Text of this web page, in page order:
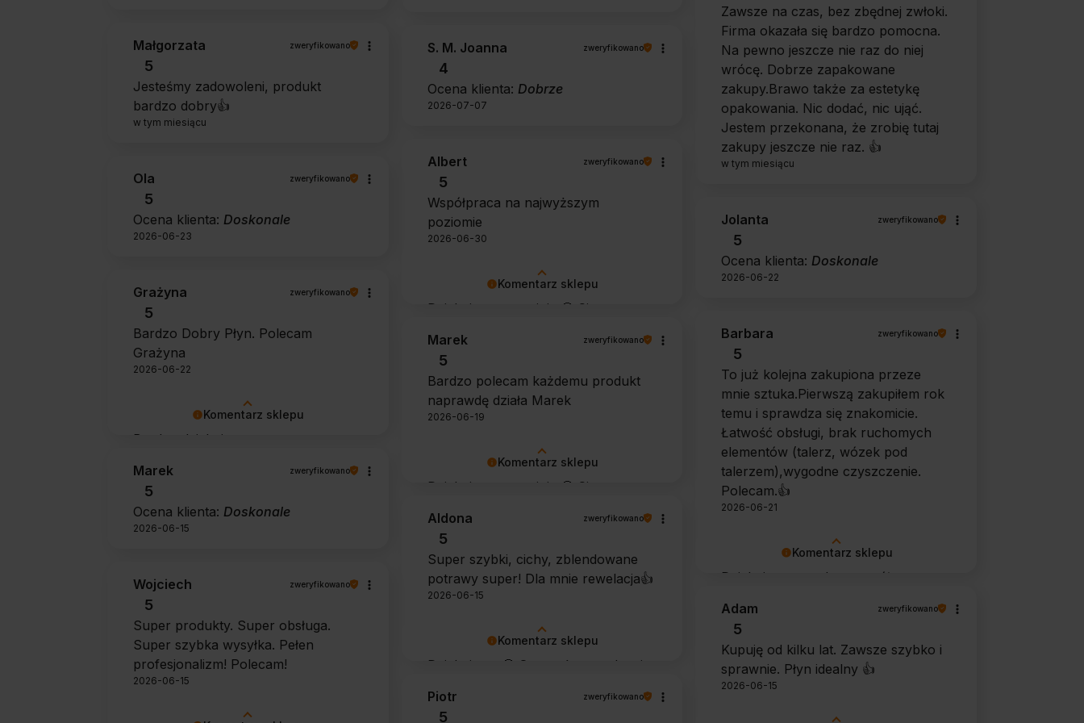
Zawsze na czas, bez zbędnej zwłoki.
Firma okazała się bardzo pomocna.
Na pewno jeszcze nie raz do niej
wrócę. Dobrze zapakowane
zakupy.Brawo także za estetykę
opakowania. Nic dodać, nic ująć.
Jestem przekonana, że zrobię tutaj
zakupy jeszcze nie raz. 👍️
w tym miesiącu
Małgorzata zweryfikowano
5
Jesteśmy zadowoleni, produkt
bardzo dobry👍️
w tym miesiącu
S. M. Joanna zweryfikowano
4
Ocena klienta: Dobrze
2026-07-07
Komentarz sklepu
Dziękujemy za opinię 🙂 Cieszymy
zakup spełniły Pana oczekiwania.
Dziękujemy za zaufanie.
Albert zweryfikowano
5
Współpraca na najwyższym
poziomie
2026-06-30
Ola zweryfikowano
5
Ocena klienta: Doskonale
2026-06-23
Jolanta zweryfikowano
5
Ocena klienta: Doskonale
2026-06-22
Komentarz sklepu
Bardzo dziękujemy za pozytywną
zapewniał doskonałe efekty przy
każdym użyciu.
Grażyna zweryfikowano
5
Bardzo Dobry Płyn. Polecam
Grażyna
2026-06-22
Komentarz sklepu
Dziękujemy za tak szczegółową
Pani wygodę obsługi i łatwość
utrzymania urządzenia w czystości.
To dla nas bardzo cenna informacja.
Barbara zweryfikowano
5
To już kolejna zakupiona przeze
mnie sztuka.Pierwszą zakupiłem rok
temu i sprawdza się znakomicie.
Łatwość obsługi, brak ruchomych
elementów (talerz, wózek pod
talerzem),wygodne czyszczenie.
Polecam.👍️
2026-06-21
Komentarz sklepu
Dziękujemy za opinię 🙂 Cieszymy
potwierdził swoją skuteczność.
Marek zweryfikowano
5
Bardzo polecam każdemu produkt
naprawdę działa Marek
2026-06-19
Marek zweryfikowano
5
Ocena klienta: Doskonale
2026-06-15
Komentarz sklepu
Dziękujemy 🙂 Super, że urządzenie
użytkowaniu. Życzymy wielu
Aldona zweryfikowano
5
Super szybki, cichy, zblendowane
potrawy super! Dla mnie rewelacja👍️
2026-06-15
Wojciech zweryfikowano
5
Super produkty. Super obsługa.
Super szybka wysyłka. Pełen
profesjonalizm! Polecam!
2026-06-15
Adam zweryfikowano
5
Kupuję od kilku lat. Zawsze szybko i
sprawnie. Płyn idealny 👍️
2026-06-15
Piotr zweryfikowano
5